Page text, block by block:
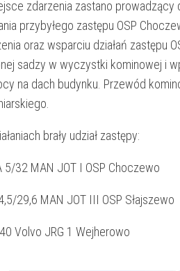
zdarzenia zastano prowadzący
przybyłego zastępu OSP
oraz wsparciu działań zastępu
sadzy w wyczystki kominowej i
na dach budynku. Przewód
brały udział zastępy:
5/32 MAN JOT I OSP Choczewo
29,6 MAN JOT III OSP Słajszewo
Volvo JRG 1 Wejherowo